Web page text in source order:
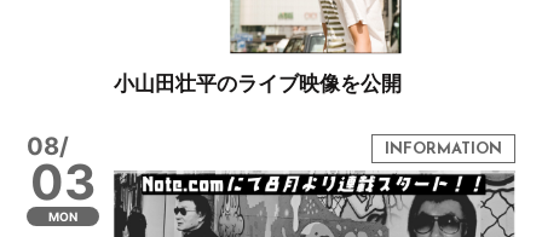
小山田壮平のライブ映像を公開
08/
03
MON